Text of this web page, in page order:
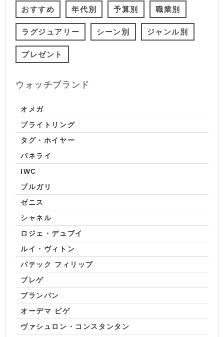
おすすめ 年代別 予算別 職業別
ラグジュアリー シーン別 ジャンル別
プレゼント
ウォッチブランド
オメガ
ブライトリング
タグ・ホイヤー
パネライ
IWC
ブルガリ
ゼニス
シャネル
ロジェ・デュブイ
ルイ・ヴィトン
パテック フィリップ
ブレゲ
ブランパン
オーデマ ピゲ
ヴァシュロン・コンスタンタン